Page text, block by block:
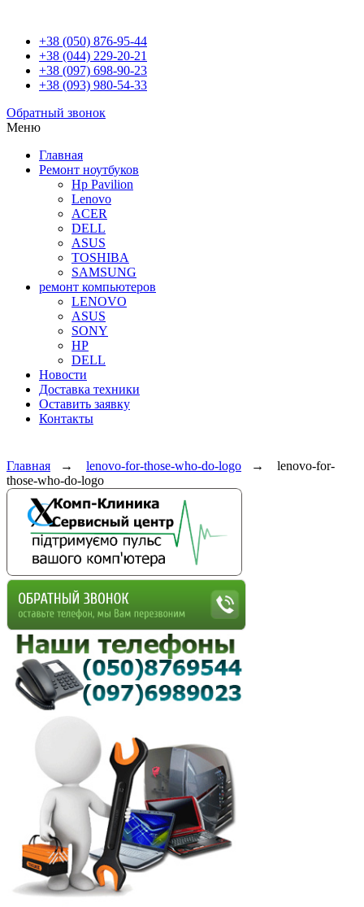
+38 (050) 876-95-44
+38 (044) 229-20-21
+38 (097) 698-90-23
+38 (093) 980-54-33
Обратный звонок
Меню
Главная
Ремонт ноутбуков
Hp Pavilion
Lenovo
ACER
DELL
ASUS
TOSHIBA
SAMSUNG
ремонт компьютеров
LENOVO
ASUS
SONY
HP
DELL
Новости
Доставка техники
Оставить заявку
Контакты
Главная → lenovo-for-those-who-do-logo → lenovo-for-
those-who-do-logo